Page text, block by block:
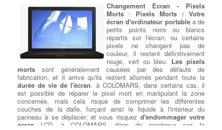
installés. à COLOMARS Il sera
donc nécessaire de rechercher la
dernière technologie GPU
et à
mettre régulièrement à jour sa carte graphique. À mesure que les
processeurs graphiques
deviennent plus rapides, les jeux sont
développé pour tirer parti de la vitesse supplémentaire, ce qui
pousse les fabricants à créer des GPU toujours plus rapides. à
COLOMARS Idem pour ce qui concerne les GPU qui peut être
utilisé pour accélérer les processus tels que l'encodage vidéo, et
les applications de conception / fabrication assistées par
ordinateur (CAD / CAM) comme AutoCAD, qui peuvent
également utiliser le GPU pouraméliorer les performances.
Changement Ecran - Pixels
Morts : Pixels Morts : Votre
écran d'ordinateur portablea de
petits points noirs ou blancs
répartis sur l'écran; ou certains
pixels ne changent pas de
couleur, il restent définitivement
rouge, vert ou bleu. Les pixels
morts sont généralement causées par des défauts de
fabrication, et il arrive qu'ils restent allumés pendant toute la
durée de vie de l'écran. à COLOMARS, dans certains cas, il
est possible de réparer le pixel mort en manipulant la zone
concernée, mais cela risque de comprimer les différentes
couches de la dalle, forçant ainsi le liquide à l'intérieur du
panneau à se déplacer; et vous risquez d'endommager votre
écran LCD. à COLOMARS, dans de nombreux cas le